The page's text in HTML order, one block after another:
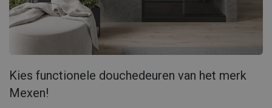
Kies functionele douchedeuren van het merk
Mexen!